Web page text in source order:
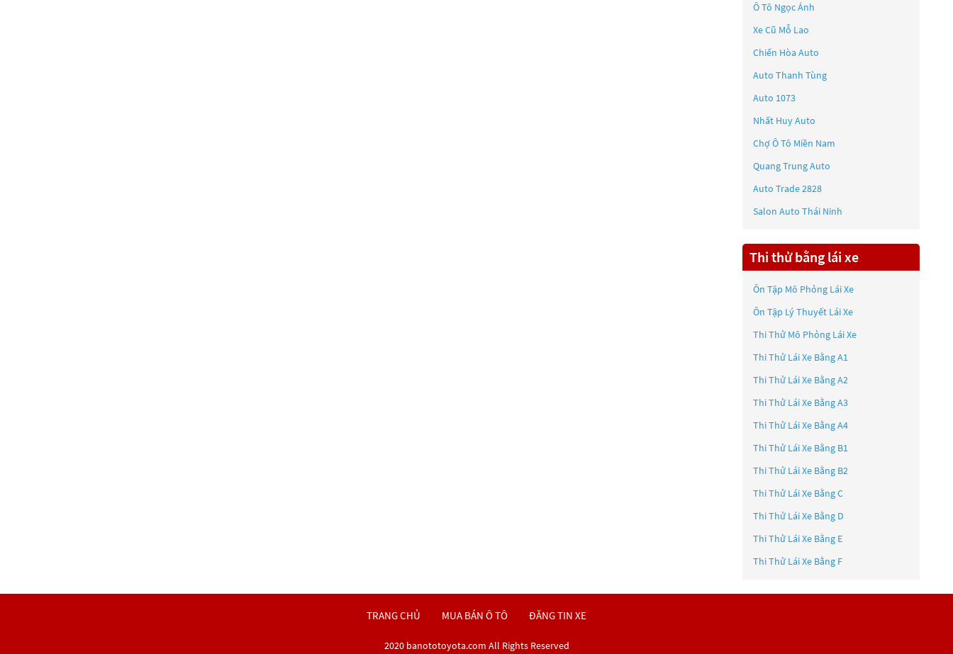
Ô Tô Ngọc Ánh
Xe Cũ Mỗ Lao
Chiến Hòa Auto
Auto Thanh Tùng
Auto 1073
Nhất Huy Auto
Chợ Ô Tô Miền Nam
Quang Trung Auto
Auto Trade 2828
Salon Auto Thái Ninh
Thi thử bằng lái xe
Ôn Tập Mô Phỏng Lái Xe
Ôn Tập Lý Thuyết Lái Xe
Thi Thử Mô Phỏng Lái Xe
Thi Thử Lái Xe Bằng A1
Thi Thử Lái Xe Bằng A2
Thi Thử Lái Xe Bằng A3
Thi Thử Lái Xe Bằng A4
Thi Thử Lái Xe Bằng B1
Thi Thử Lái Xe Bằng B2
Thi Thử Lái Xe Bằng C
Thi Thử Lái Xe Bằng D
Thi Thử Lái Xe Bằng E
Thi Thử Lái Xe Bằng F
TRANG CHỦ MUA BÁN Ô TÔ ĐĂNG TIN XE
2020 banototoyota.com All Rights Reserved